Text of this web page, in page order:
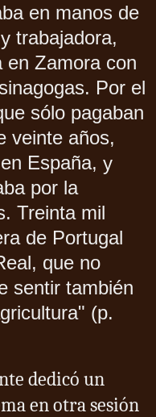
en manos de
y trabajadora,
en Zamora con
Por el
sólo pagaban
veinte años,
España, y
por la
Treinta mil
de Portugal
que no
sentir también
(p.
dedicó un
en otra sesión